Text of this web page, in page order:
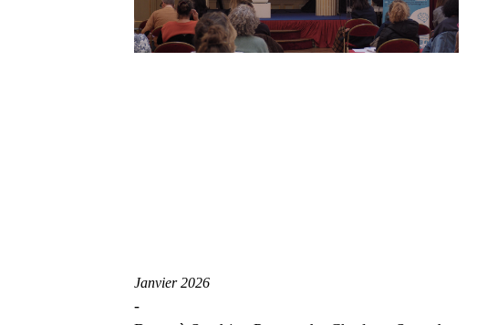
Janvier 2026
-